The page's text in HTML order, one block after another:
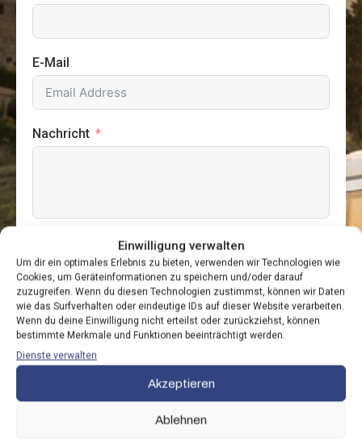
Einwilligung verwalten
Um dir ein optimales Erlebnis zu bieten, verwenden wir Technologien wie
Cookies, um Geräteinformationen zu speichern und/oder darauf
zuzugreifen. Wenn du diesen Technologien zustimmst, können wir Daten
wie das Surfverhalten oder eindeutige IDs auf dieser Website verarbeiten.
Wenn du deine Einwilligung nicht erteilst oder zurückziehst, können
bestimmte Merkmale und Funktionen beeinträchtigt werden.
Dienste verwalten
Akzeptieren
Ablehnen
E-Mail
Nachricht
Ich bin damit einverstanden, dass diese Website meine
eingereichten Informationen speichert, damit sie auf
meine Anfrage antworten können
Absenden